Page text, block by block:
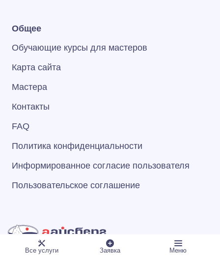
Общее
Обучающие курсы для мастеров
Карта сайта
Мастера
Контакты
FAQ
Политика конфиденциальности
Информированное согласие пользователя
Пользовательское соглашение
© 1993–2026 Сервисный Центр «А‑Айсберг»
ООО "МАСТЕР-СЕРВИС"
Все услуги Заявка Меню